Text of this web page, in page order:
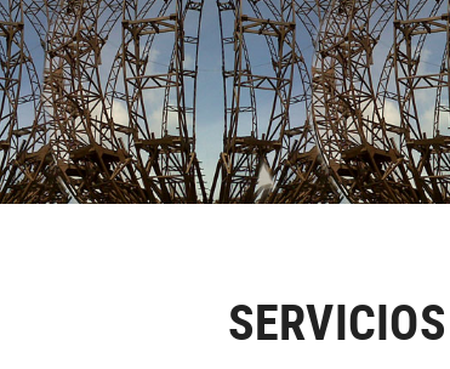
SERVICIOS